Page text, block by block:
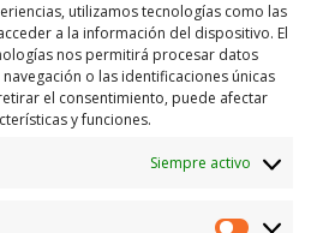
utilizamos tecnologías como las
a la información del dispositivo. El
nos permitirá procesar datos
o las identificaciones únicas
el consentimiento, puede afectar
y funciones.
Siempre activo